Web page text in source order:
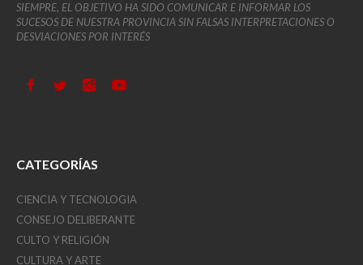
SIEMPRE, EL OBJETIVO HA SIDO COMUNICAR E INFORMAR LOS
SUCESOS DE NUESTRA PROVINCIA SIN FALSAS INTERPRETACIONES O
DESVIACIONES POR INTERÉS
CATEGORÍAS
CIENCIA Y TECNOLOGIA
CONSEJO DELIBERANTE
CULTO Y RELIGIÓN
CULTURA Y ARTE